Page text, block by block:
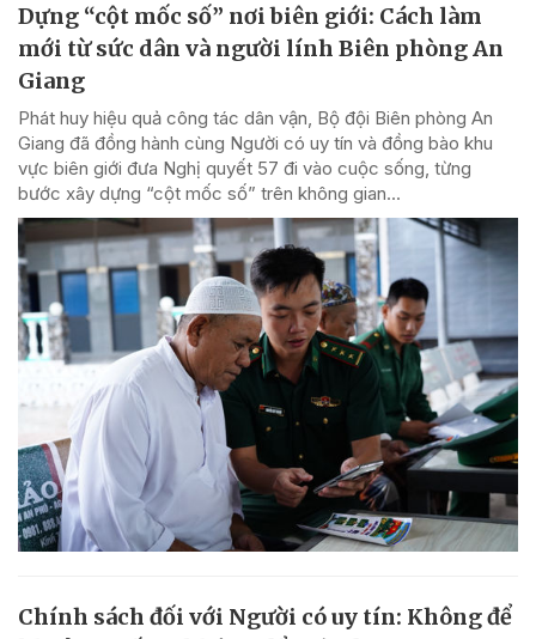
Dựng “cột mốc số” nơi biên giới: Cách làm
mới từ sức dân và người lính Biên phòng An
Giang
Phát huy hiệu quả công tác dân vận, Bộ đội Biên phòng An
Giang đã đồng hành cùng Người có uy tín và đồng bào khu
vực biên giới đưa Nghị quyết 57 đi vào cuộc sống, từng
bước xây dựng “cột mốc số” trên không gian...
Chính sách đối với Người có uy tín: Không để